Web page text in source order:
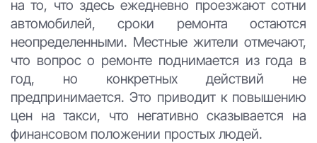
на то, что здесь ежедневно проезжают сотни
автомобилей, сроки ремонта остаются
неопределенными. Местные жители отмечают,
что вопрос о ремонте поднимается из года в
год, но конкретных действий не
предпринимается. Это приводит к повышению
цен на такси, что негативно сказывается на
финансовом положении простых людей.